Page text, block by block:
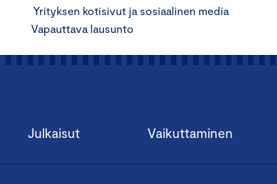
Yrityksen kotisivut ja sosiaalinen media
Vapauttava lausunto
Julkaisut Vaikuttaminen